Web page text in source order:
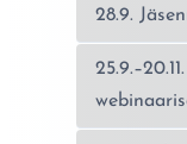
28.9.